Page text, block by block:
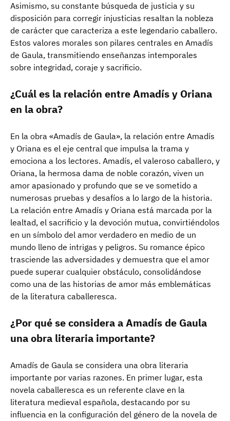
Asimismo, su constante búsqueda de justicia y su
disposición para corregir injusticias resaltan la nobleza
de carácter que caracteriza a este legendario caballero.
Estos valores morales son pilares centrales en Amadís
de Gaula, transmitiendo enseñanzas intemporales
sobre integridad, coraje y sacrificio.
¿Cuál es la relación entre Amadís y Oriana
en la obra?
En la obra «Amadís de Gaula», la relación entre Amadís
y Oriana es el eje central que impulsa la trama y
emociona a los lectores. Amadís, el valeroso caballero, y
Oriana, la hermosa dama de noble corazón, viven un
amor apasionado y profundo que se ve sometido a
numerosas pruebas y desafíos a lo largo de la historia.
La relación entre Amadís y Oriana está marcada por la
lealtad, el sacrificio y la devoción mutua, convirtiéndolos
en un símbolo del amor verdadero en medio de un
mundo lleno de intrigas y peligros. Su romance épico
trasciende las adversidades y demuestra que el amor
puede superar cualquier obstáculo, consolidándose
como una de las historias de amor más emblemáticas
de la literatura caballeresca.
¿Por qué se considera a Amadís de Gaula
una obra literaria importante?
Amadís de Gaula se considera una obra literaria
importante por varias razones. En primer lugar, esta
novela caballeresca es un referente clave en la
literatura medieval española, destacando por su
influencia en la configuración del género de la novela de